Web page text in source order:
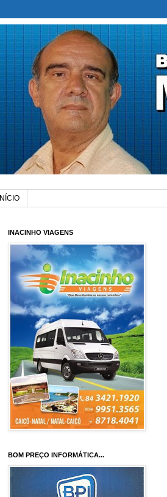
INÍCIO
INACINHO VIAGENS
BOM PREÇO INFORMÁTICA...